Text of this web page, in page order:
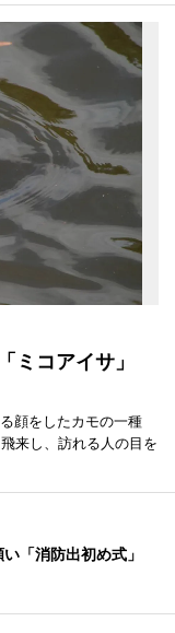
ミコアイサ」
顔をしたカモの一種
来し、訪れる人の目を
い「消防出初め式」